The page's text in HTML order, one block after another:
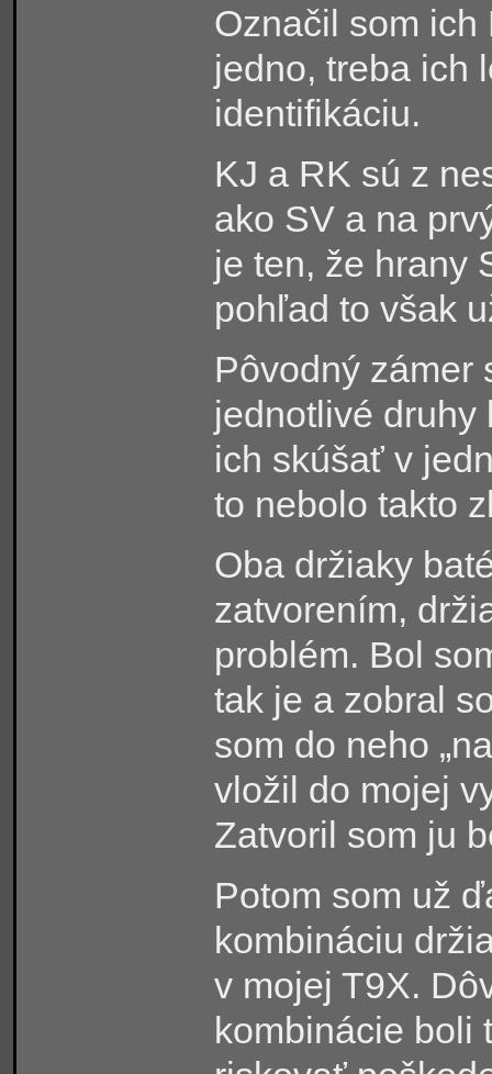
Označil som ich
jedno, treba ich
identifikáciu.
KJ a RK sú z
ako SV a na
je ten, že hrany
pohľad to však
Pôvodný zámer
jednotlivé druhy
ich skúšať v
to nebolo takto
Oba držiaky
zatvorením,
problém. Bol
tak je a zobral
som do neho
vložil do mojej
Zatvoril som ju
Potom som už
kombináciu
v mojej T9X.
kombinácie boli